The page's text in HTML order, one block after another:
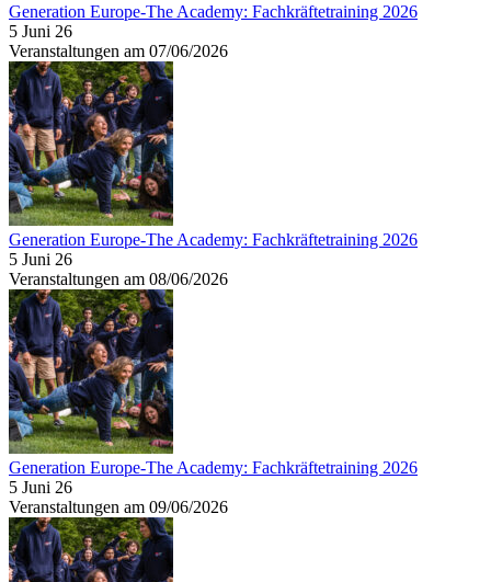
Generation Europe-The Academy: Fachkräftetraining 2026
5 Juni 26
Veranstaltungen am 07/06/2026
Generation Europe-The Academy: Fachkräftetraining 2026
5 Juni 26
Veranstaltungen am 08/06/2026
Generation Europe-The Academy: Fachkräftetraining 2026
5 Juni 26
Veranstaltungen am 09/06/2026